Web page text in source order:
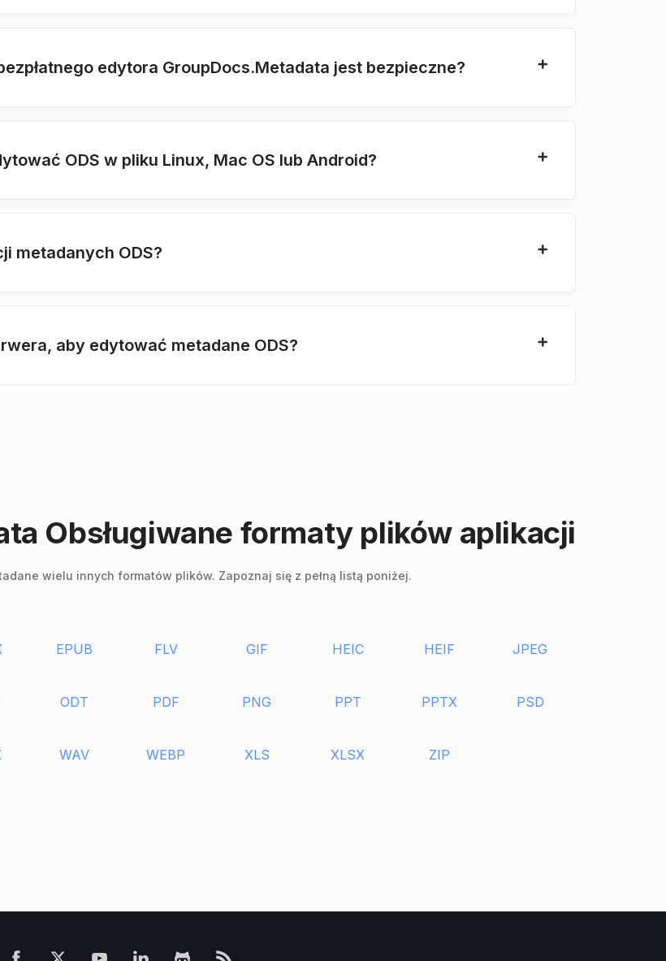
edytora GroupDocs.Metadata jest bezpieczne?
ODS w pliku Linux, Mac OS lub Android?
metadanych ODS?
aby edytować metadane ODS?
Obsługiwane formaty plików aplikacji
wielu innych formatów plików. Zapoznaj się z pełną listą poniżej.
EPUB FLV GIF HEIC HEIF JPEG
ODT PDF PNG PPT PPTX PSD
WAV WEBP XLS XLSX ZIP